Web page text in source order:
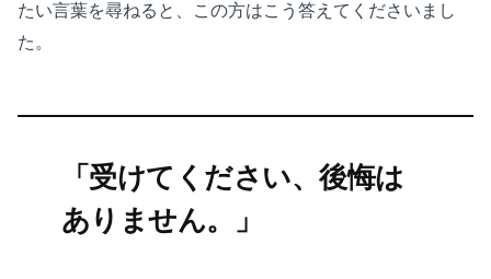
たい言葉を尋ねると、この方はこう答えてくださいまし
た。
「受けてください、後悔は
ありません。」